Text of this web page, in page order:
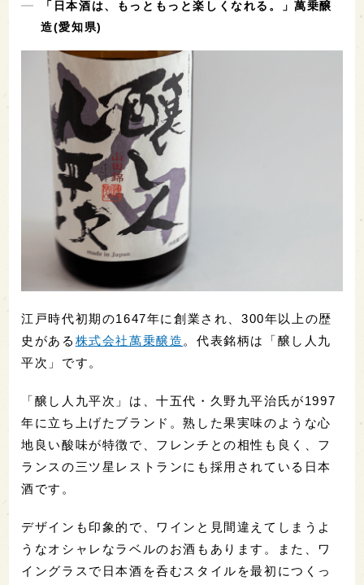
「日本酒は、もっともっと楽しくなれる。」萬乗醸
造(愛知県)
江戸時代初期の1647年に創業され、300年以上の歴
史がある 株式会社萬乗醸造 。代表銘柄は「醸し人九
平次」です。
「醸し人九平次」は、十五代・久野九平治氏が1997
年に立ち上げたブランド。熟した果実味のような心
地良い酸味が特徴で、フレンチとの相性も良く、フ
ランスの三ツ星レストランにも採用されている日本
酒です。
デザインも印象的で、ワインと見間違えてしまうよ
うなオシャレなラベルのお酒もあります。また、ワ
イングラスで日本酒を呑むスタイルを最初につくっ